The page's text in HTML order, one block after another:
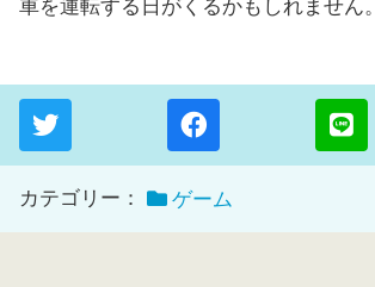
車を運転する日がくるかもしれません。
カテゴリー： ゲーム